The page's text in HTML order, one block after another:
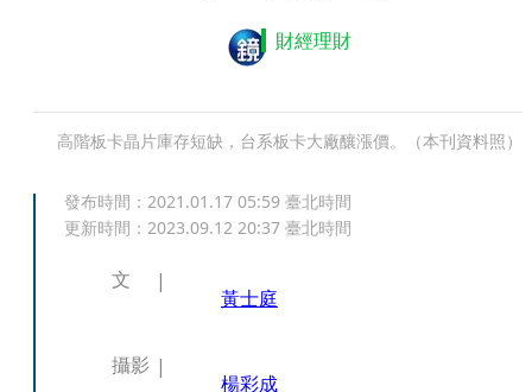
財經理財
高階板卡晶片庫存短缺，台系板卡大廠釀漲價。（本刊資料照）
發布時間： 2021.01.17 05:59 臺北時間
更新時間： 2023.09.12 20:37 臺北時間
文
黃士庭
攝影
楊彩成